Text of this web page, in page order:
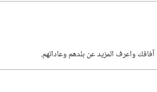
واعرف المزيد عن بلدهم وعاداتهم.‏